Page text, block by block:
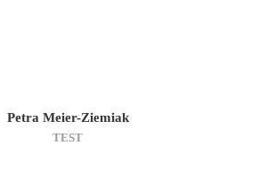
Petra Meier-Ziemiak
TEST